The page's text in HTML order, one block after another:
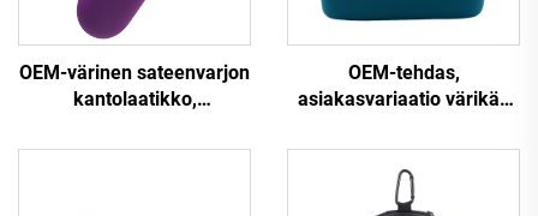
OEM-värinen sateenvarjon
kantolaatikko,
sylinterimäinen EVA-
OEM-tehdas,
asiakasvariaatio värikäs
PU/EVA-kirurgisten
laitteiden laatikko